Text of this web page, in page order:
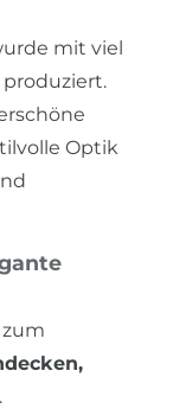
mit viel
produziert.
Optik
zum
.